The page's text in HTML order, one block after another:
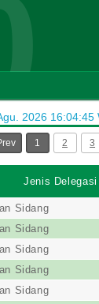
2026 16:04:45
1 2 3
Jenis Delegasi
Sidang
Sidang
Sidang
Sidang
Sidang